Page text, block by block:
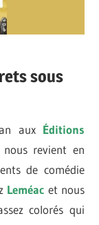
sous
aux Éditions
nous revient en
de comédie
Leméac et nous
colorés qui